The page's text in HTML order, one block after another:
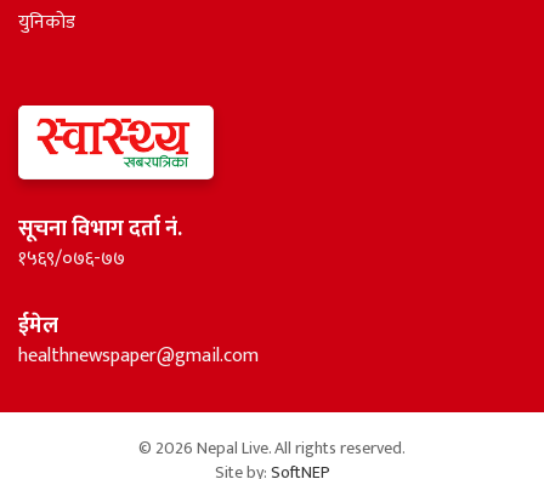
युनिकोड
सूचना विभाग दर्ता नं.
१५६९/०७६-७७
ईमेल
healthnewspaper@gmail.com
© 2026 Nepal Live. All rights reserved.
Site by:SoftNEP